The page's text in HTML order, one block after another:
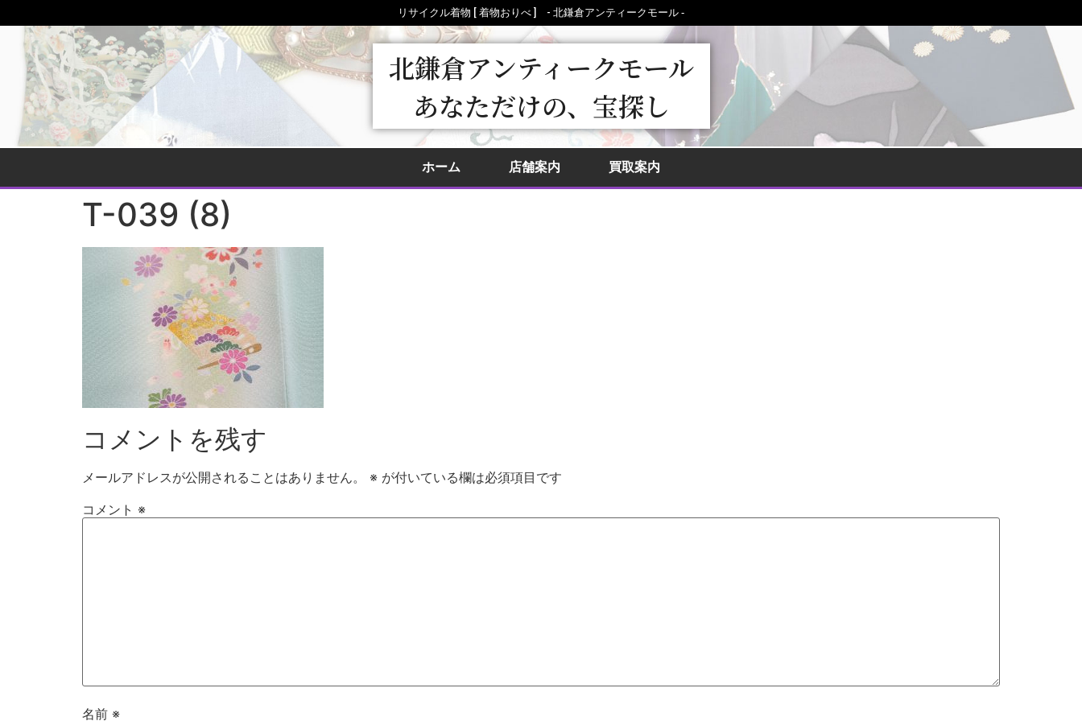
リサイクル着物 [ 着物おりべ ] - 北鎌倉アンティークモール ‐
北鎌倉アンティークモール
あなただけの、宝探し
ホーム 店舗案内 買取案内
T-039 (8)
コメントを残す
メールアドレスが公開されることはありません。 ※ が付いている欄は必須項目です
コメント ※
名前 ※